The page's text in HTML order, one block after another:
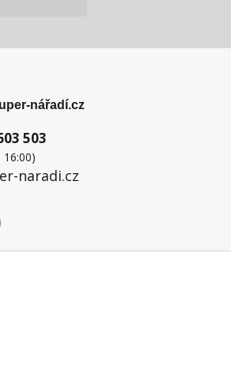
nářadí.cz
503
16:00)
naradi.cz